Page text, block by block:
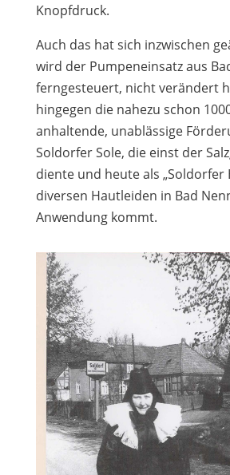
Knopfdruck.
Auch das hat sich inzwischen
wird der Pumpeneinsatz aus
ferngesteuert, nicht verändert
hingegen die nahezu schon
anhaltende, unablässige
Soldorfer Sole, die einst der
diente und heute als „Soldorfer
diversen Hautleiden in Bad
Anwendung kommt.